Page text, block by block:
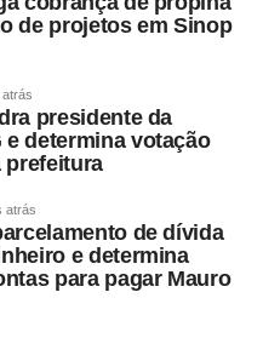
e sessenta e quatro
pena de incidência de
o referido valor e
nos termos do art.
trecho do despacho
de projetos em Sinop
presidente da
e determina votação
prefeitura
atrás
de dívida
e determina
para pagar Mauro